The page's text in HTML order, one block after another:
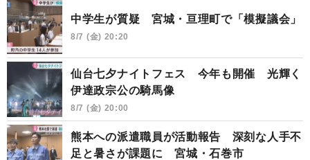
中学生が質疑 宮城・亘理町で「模擬議会」
8/7 (金) 20:20
仙台七夕ナイトフェス 今年も開催 光輝く
伊達政宗公の騎馬像
8/7 (金) 20:00
熊本への派遣職員が活動報告 深刻な人手不
足と暑さが課題に 宮城・石巻市